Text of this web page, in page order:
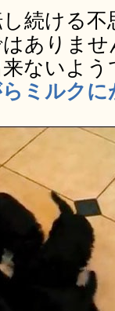
続ける
ありま
ないよう
ミルク